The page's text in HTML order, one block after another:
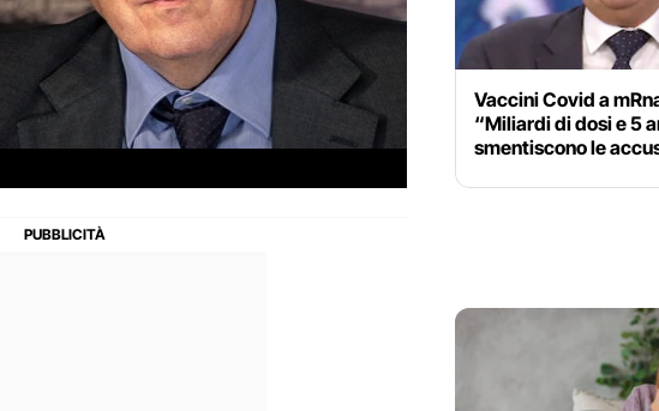
Vaccini Covid a
“Miliardi di dosi e 5
smentiscono le